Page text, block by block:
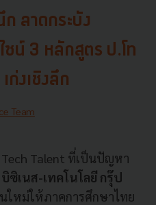
ลาดกระบัง
ซน์ 3 หลักสูตร ป.โท
งเชิงลึก
Team
Talent ที่เป็นปัญหา
ซิเนส-เทคโนโลยี กรุ๊ป
ใหม่ให้ภาคการศึกษาไทย